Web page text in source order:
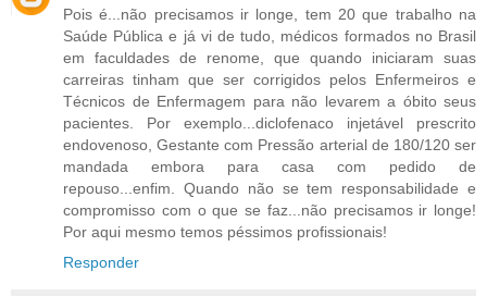
Pois é...não precisamos ir longe, tem 20 que trabalho na
Saúde Pública e já vi de tudo, médicos formados no Brasil
em faculdades de renome, que quando iniciaram suas
carreiras tinham que ser corrigidos pelos Enfermeiros e
Técnicos de Enfermagem para não levarem a óbito seus
pacientes. Por exemplo...diclofenaco injetável prescrito
endovenoso, Gestante com Pressão arterial de 180/120 ser
mandada embora para casa com pedido de
repouso...enfim. Quando não se tem responsabilidade e
compromisso com o que se faz...não precisamos ir longe!
Por aqui mesmo temos péssimos profissionais!
Responder